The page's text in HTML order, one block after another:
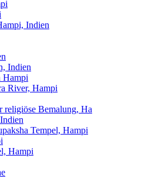
Indien
Indien
Hampi
River, Hampi
religiöse Bemalung, Ha
Tempel, Hampi
Hampi